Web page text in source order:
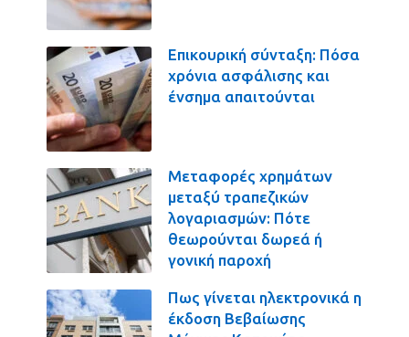
Επικουρική σύνταξη: Πόσα
χρόνια ασφάλισης και
ένσημα απαιτούνται
Μεταφορές χρημάτων
μεταξύ τραπεζικών
λογαριασμών: Πότε
θεωρούνται δωρεά ή
γονική παροχή
Πως γίνεται ηλεκτρονικά η
έκδοση Βεβαίωσης